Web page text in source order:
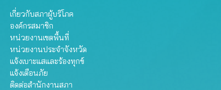
เกี่ยวกับสภาผู้บริโภค
องค์กรสมาชิก
หน่วยงานเขตพื้นที่
หน่วยงานประจำจังหวัด
แจ้งเบาะแสและร้องทุกข์
แจ้งเตือนภัย
ติดต่อสำนักงานสภา